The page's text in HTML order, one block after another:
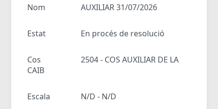
Nom AUXILIAR 31/07/2026
Estat En procés de resolució
Cos
2504 - COS AUXILIAR DE LA
CAIB
Escala N/D - N/D